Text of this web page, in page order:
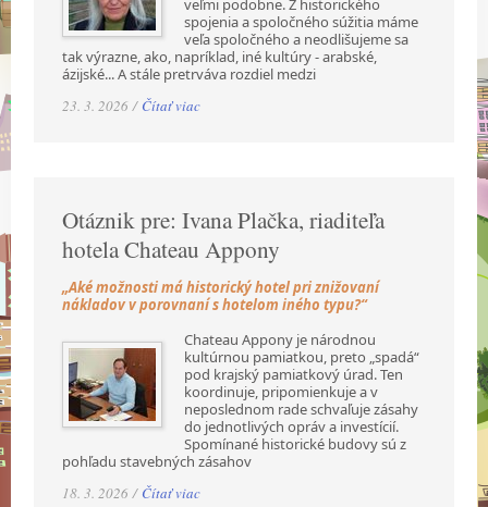
veľmi podobne. Z historického
spojenia a spoločného súžitia máme
veľa spoločného a neodlišujeme sa
tak výrazne, ako, napríklad, iné kultúry - arabské,
ázijské... A stále pretrváva rozdiel medzi
23. 3. 2026 / Čítať viac
Otáznik pre: Ivana Plačka, riaditeľa
hotela Chateau Appony
„Aké možnosti má historický hotel pri znižovaní
nákladov v porovnaní s hotelom iného typu?“
Chateau Appony je národnou
kultúrnou pamiatkou, preto „spadá“
pod krajský pamiatkový úrad. Ten
koordinuje, pripomienkuje a v
neposlednom rade schvaľuje zásahy
do jednotlivých opráv a investícií.
Spomínané historické budovy sú z
pohľadu stavebných zásahov
18. 3. 2026 / Čítať viac